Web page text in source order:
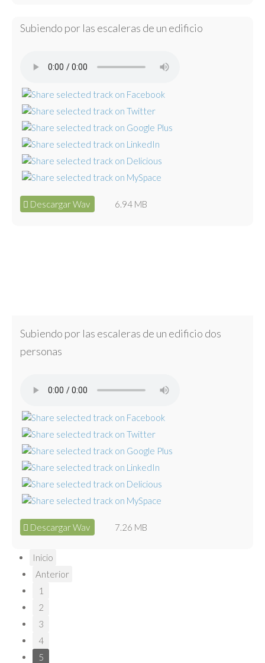
Subiendo por las escaleras de un edificio
Descargar Wav 6.94 MB
Subiendo por las escaleras de un edificio dos
personas
Descargar Wav 7.26 MB
Inicio
Anterior
1
2
3
4
5